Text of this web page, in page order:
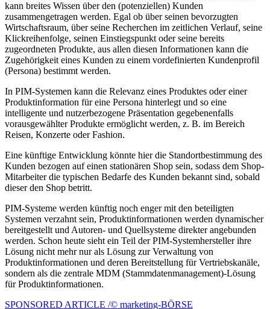
kann breites Wissen über den (potenziellen) Kunden
zusammengetragen werden. Egal ob über seinen bevorzugten
Wirtschaftsraum, über seine Recherchen im zeitlichen Verlauf, seine
Klickreihenfolge, seinen Einstiegspunkt oder seine bereits
zugeordneten Produkte, aus allen diesen Informationen kann die
Zugehörigkeit eines Kunden zu einem vordefinierten Kundenprofil
(Persona) bestimmt werden.
In PIM-Systemen kann die Relevanz eines Produktes oder einer
Produktinformation für eine Persona hinterlegt und so eine
intelligente und nutzerbezogene Präsentation gegebenenfalls
vorausgewählter Produkte ermöglicht werden, z. B. im Bereich
Reisen, Konzerte oder Fashion.
Eine künftige Entwicklung könnte hier die Standortbestimmung des
Kunden bezogen auf einen stationären Shop sein, sodass dem Shop-
Mitarbeiter die typischen Bedarfe des Kunden bekannt sind, sobald
dieser den Shop betritt.
PIM-Systeme werden künftig noch enger mit den beteiligten
Systemen verzahnt sein, Produktinformationen werden dynamischer
bereitgestellt und Autoren- und Quellsysteme direkter angebunden
werden. Schon heute sieht ein Teil der PIM-Systemhersteller ihre
Lösung nicht mehr nur als Lösung zur Verwaltung von
Produktinformationen und deren Bereitstellung für Vertriebskanäle,
sondern als die zentrale MDM (Stammdatenmanagement)-Lösung
für Produktinformationen.
SPONSORED ARTICLE /© marketing-BÖRSE